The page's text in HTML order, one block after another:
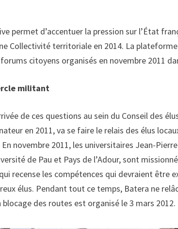
permet d’accentuer la pression sur l’État
Collectivité territoriale en 2014. La
citoyens organisés en novembre 2011
militant
de ces questions au sein du Conseil des
en 2011, va se faire le relais des élus
novembre 2011, les universitaires Jean-
de Pau et Pays de l’Adour, sont
recense les compétences qui devraient être
élus. Pendant tout ce temps, Batera ne
des routes est organisé le 3 mars 2012.